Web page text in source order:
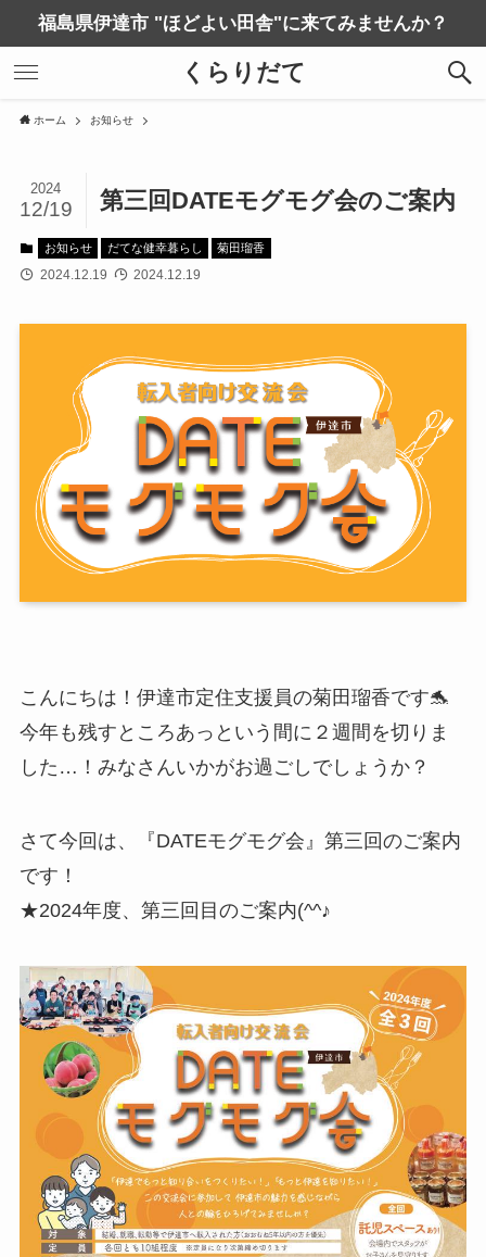
福島県伊達市 "ほどよい田舎"に来てみませんか？
くらりだて
ホーム お知らせ
第三回DATEモグモグ会のご案内
2024
12/19
お知らせ だてな健幸暮らし 菊田瑠香
2024.12.19 2024.12.19
こんにちは！伊達市定住支援員の菊田瑠香です🐬
今年も残すところあっという間に２週間を切りま
した…！みなさんいかがお過ごしでしょうか？
さて今回は、『DATEモグモグ会』第三回のご案内
です！
★2024年度、第三回目のご案内(^^♪